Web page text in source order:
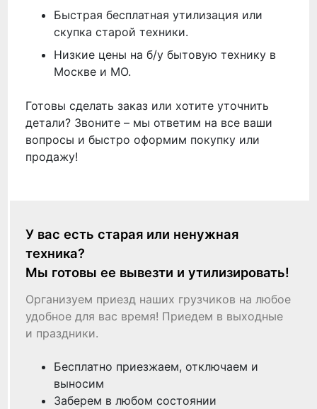
Быстрая бесплатная утилизация или
скупка старой техники.
Низкие цены на б/у бытовую технику в
Москве и МО.
Готовы сделать заказ или хотите уточнить
детали? Звоните – мы ответим на все ваши
вопросы и быстро оформим покупку или
продажу!
У вас есть старая или ненужная
техника?
Мы готовы ее вывезти и утилизировать!
Организуем приезд наших грузчиков на любое
удобное для вас время! Приедем в выходные
и праздники.
Бесплатно приезжаем, отключаем и
выносим
Заберем в любом состоянии